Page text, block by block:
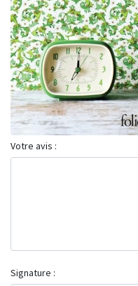
Votre avis :
Signature :